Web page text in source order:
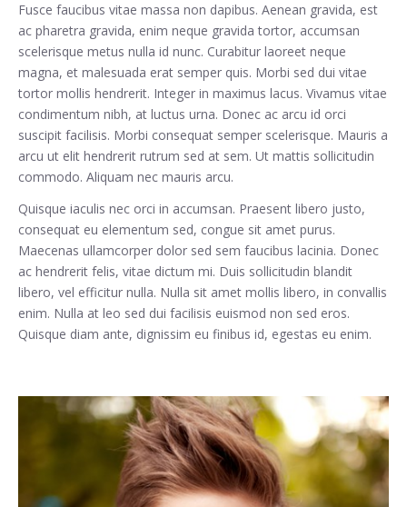
Fusce faucibus vitae massa non dapibus. Aenean gravida, est
ac pharetra gravida, enim neque gravida tortor, accumsan
scelerisque metus nulla id nunc. Curabitur laoreet neque
magna, et malesuada erat semper quis. Morbi sed dui vitae
tortor mollis hendrerit. Integer in maximus lacus. Vivamus vitae
condimentum nibh, at luctus urna. Donec ac arcu id orci
suscipit facilisis. Morbi consequat semper scelerisque. Mauris a
arcu ut elit hendrerit rutrum sed at sem. Ut mattis sollicitudin
commodo. Aliquam nec mauris arcu.
Quisque iaculis nec orci in accumsan. Praesent libero justo,
consequat eu elementum sed, congue sit amet purus.
Maecenas ullamcorper dolor sed sem faucibus lacinia. Donec
ac hendrerit felis, vitae dictum mi. Duis sollicitudin blandit
libero, vel efficitur nulla. Nulla sit amet mollis libero, in convallis
enim. Nulla at leo sed dui facilisis euismod non sed eros.
Quisque diam ante, dignissim eu finibus id, egestas eu enim.